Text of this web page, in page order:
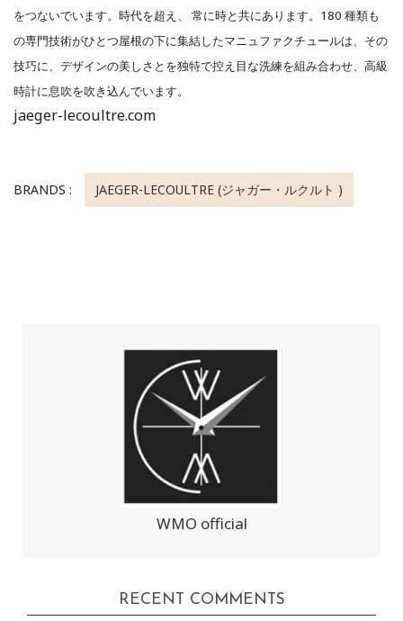
をつないでいます。時代を超え、 常に時と共にあります。180 種類も
の専門技術がひとつ屋根の下に集結したマニュファクチュールは、その
技巧に、デザインの美しさとを独特で控え目な洗練を組み合わせ、高級
時計に息吹を吹き込んでいます。
jaeger-lecoultre.com
BRANDS : JAEGER-LECOULTRE (ジャガー・ルクルト )
WMO official
RECENT COMMENTS